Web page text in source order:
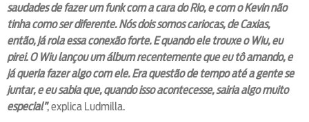
saudades de fazer um funk com a cara do Rio, e com o Kevin não
tinha como ser diferente. Nós dois somos cariocas, de Caxias,
então, já rola essa conexão forte. E quando ele trouxe o Wiu, eu
pirei. O Wiu lançou um álbum recentemente que eu tô amando, e
já queria fazer algo com ele. Era questão de tempo até a gente se
juntar, e eu sabia que, quando isso acontecesse, sairia algo muito
especial”, explica Ludmilla.